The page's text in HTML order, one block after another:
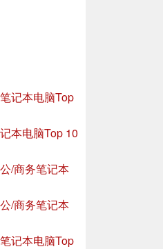
记本电脑Top
本电脑Top 10
/商务笔记本
/商务笔记本
记本电脑Top